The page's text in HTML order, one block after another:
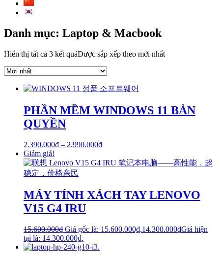
Danh mục: Laptop & Macbook
Hiển thị tất cả 3 kết quảĐược sắp xếp theo mới nhất
PHẦN MỀM WINDOWS 11 BẢN
QUYỀN
2.390.000₫ – 2.990.000₫
Giảm giá!
MÁY TÍNH XÁCH TAY LENOVO
V15 G4 IRU
15.600.000₫ Giá gốc là: 15.600.000₫.14.300.000₫Giá hiện
tại là: 14.300.000₫.